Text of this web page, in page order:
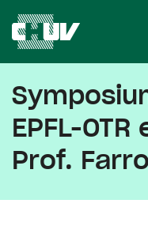
EPFL-
Prof.